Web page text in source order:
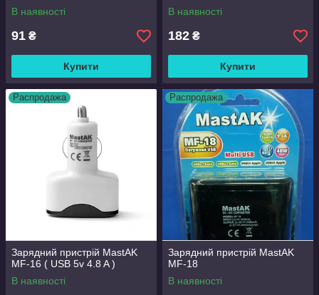
В наявності
91 ₴
Купити
В наявності
182 ₴
Купити
Распродажа
Зарядний пристрій MastAK
MF-16 ( USB 5v 4.8 A )
В наявності
Распродажа
Зарядний пристрій MastAK
MF-18
В наявності